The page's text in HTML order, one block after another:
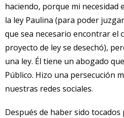
haciendo, porque mi necesidad
la ley Paulina (para poder
que sea necesario encontrar el
proyecto de ley se desechó),
una ley. Él tiene un abogado
Público. Hizo una persecución
nuestras redes sociales.
Después de haber sido